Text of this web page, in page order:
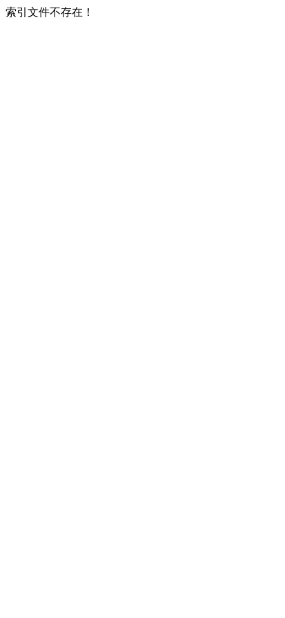
索引文件不存在！